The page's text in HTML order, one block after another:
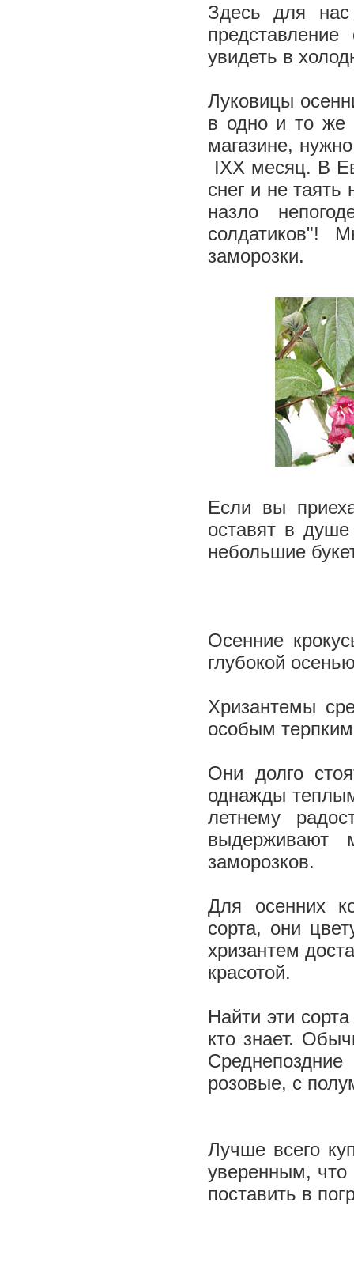
Здесь для
увидеть в
Луковицы
в одно и то же
магазине,
IX­X месяц. В
снег и не таять
назло
солдатиков"!
заморозки.
Если вы
оставят в
небольшие
Осенние
глубокой
Хризантемы
особым
Они долго
однажды
летнему
выдерживают
заморозков.
Для осенних
сорта, они
хризантем
красотой.
Найти эти
кто знает.
розовые, с
Лучше всего
уверенным, что
поставить в